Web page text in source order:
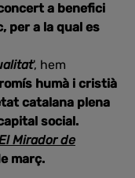
a benefici
per a la qual es
', hem
humà i cristià
catalana plena
social.
Mirador de
març.